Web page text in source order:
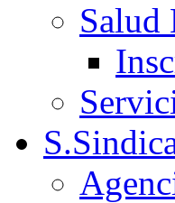
Salud